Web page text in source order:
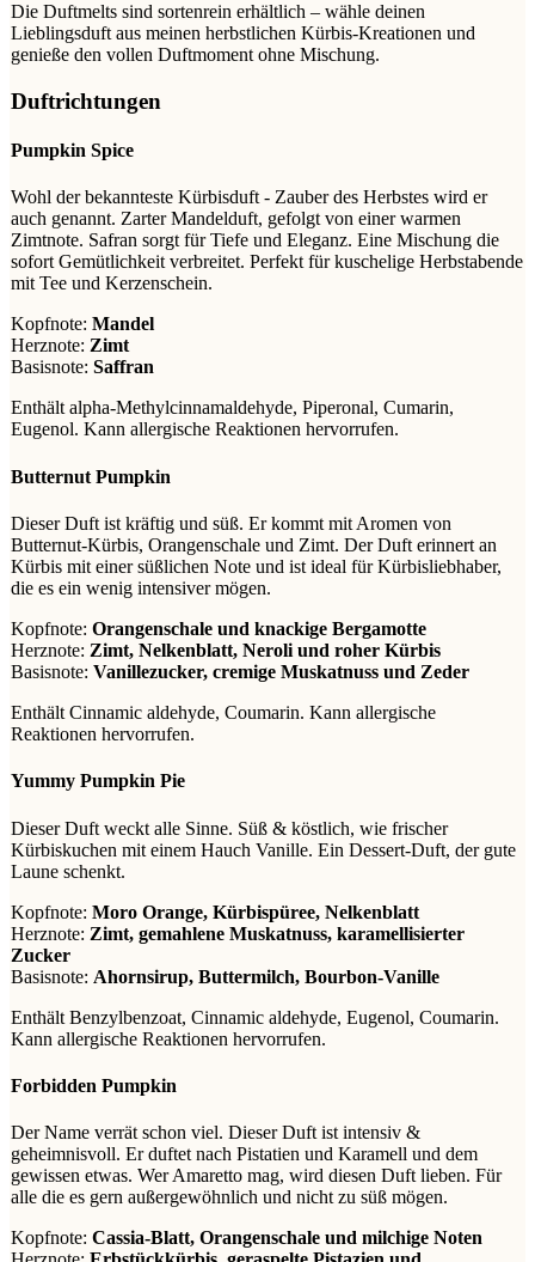
Die Duftmelts sind sortenrein erhältlich – wähle deinen
Lieblingsduft aus meinen herbstlichen Kürbis-Kreationen und
genieße den vollen Duftmoment ohne Mischung.
Duftrichtungen
Pumpkin Spice
Wohl der bekannteste Kürbisduft - Zauber des Herbstes wird er
auch genannt. Zarter Mandelduft, gefolgt von einer warmen
Zimtnote. Safran sorgt für Tiefe und Eleganz. Eine Mischung die
sofort Gemütlichkeit verbreitet. Perfekt für kuschelige Herbstabende
mit Tee und Kerzenschein.
Kopfnote: Mandel
Herznote: Zimt
Basisnote: Saffran
Enthält alpha-Methylcinnamaldehyde, Piperonal, Cumarin,
Eugenol. Kann allergische Reaktionen hervorrufen.
Butternut Pumpkin
Dieser Duft ist kräftig und süß. Er kommt mit Aromen von
Butternut-Kürbis, Orangenschale und Zimt. Der Duft erinnert an
Kürbis mit einer süßlichen Note und ist ideal für Kürbisliebhaber,
die es ein wenig intensiver mögen.
Kopfnote: Orangenschale und knackige Bergamotte
Herznote: Zimt, Nelkenblatt, Neroli und roher Kürbis
Basisnote: Vanillezucker, cremige Muskatnuss und Zeder
Enthält Cinnamic aldehyde, Coumarin. Kann allergische
Reaktionen hervorrufen.
Yummy Pumpkin Pie
Dieser Duft weckt alle Sinne. Süß & köstlich, wie frischer
Kürbiskuchen mit einem Hauch Vanille. Ein Dessert-Duft, der gute
Laune schenkt.
Kopfnote: Moro Orange, Kürbispüree, Nelkenblatt
Herznote: Zimt, gemahlene Muskatnuss, karamellisierter
Zucker
Basisnote: Ahornsirup, Buttermilch, Bourbon-Vanille
Enthält Benzylbenzoat, Cinnamic aldehyde, Eugenol, Coumarin.
Kann allergische Reaktionen hervorrufen.
Forbidden Pumpkin
Der Name verrät schon viel. Dieser Duft ist intensiv &
geheimnisvoll. Er duftet nach Pistatien und Karamell und dem
gewissen etwas. Wer Amaretto mag, wird diesen Duft lieben. Für
alle die es gern außergewöhnlich und nicht zu süß mögen.
Kopfnote: Cassia-Blatt, Orangenschale und milchige Noten